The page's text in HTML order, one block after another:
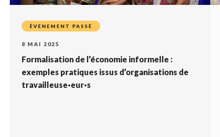
ÉVÉNEMENT PASSÉ
8 MAI 2025
Formalisation de l’économie informelle :
exemples pratiques issus d’organisations de
travailleuse·eur·s